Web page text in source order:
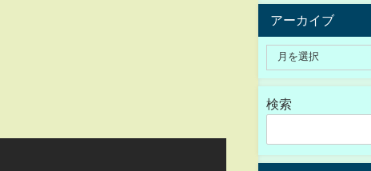
アーカイブ
検索